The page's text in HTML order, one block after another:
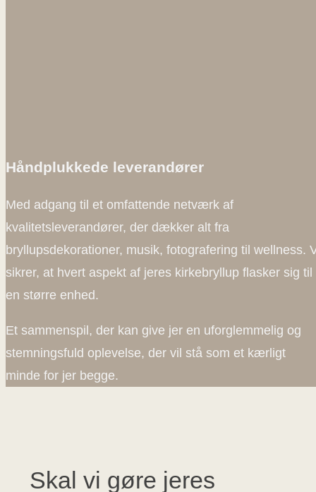
Håndplukkede leverandører
Med adgang til et omfattende netværk af
kvalitetsleverandører, der dækker alt fra
bryllupsdekorationer, musik, fotografering til wellness.
sikrer, at hvert aspekt af jeres kirkebryllup flasker sig til
en større enhed.
Et sammenspil, der kan give jer en uforglemmelig og
stemningsfuld oplevelse, der vil stå som et kærligt
minde for jer begge.
Skal vi gøre jeres